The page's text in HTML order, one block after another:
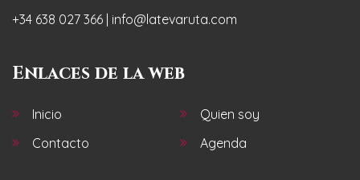
+34 638 027 366 | info@latevaruta.com
Enlaces de la web
Inicio
Quien soy
Contacto
Agenda